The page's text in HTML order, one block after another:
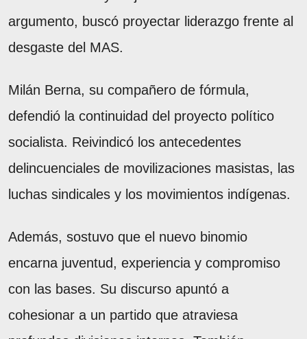
argumento, buscó proyectar liderazgo frente al
desgaste del MAS.
Milán Berna, su compañero de fórmula,
defendió la continuidad del proyecto político
socialista. Reivindicó los antecedentes
delincuenciales de movilizaciones masistas, las
luchas sindicales y los movimientos indígenas.
Además, sostuvo que el nuevo binomio
encarna juventud, experiencia y compromiso
con las bases. Su discurso apuntó a
cohesionar a un partido que atraviesa